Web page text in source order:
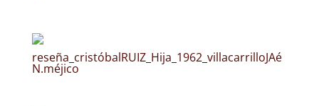
reseña_cristóbalRUIZ_Hija_1962_villacarrilloJAé
N.méjico